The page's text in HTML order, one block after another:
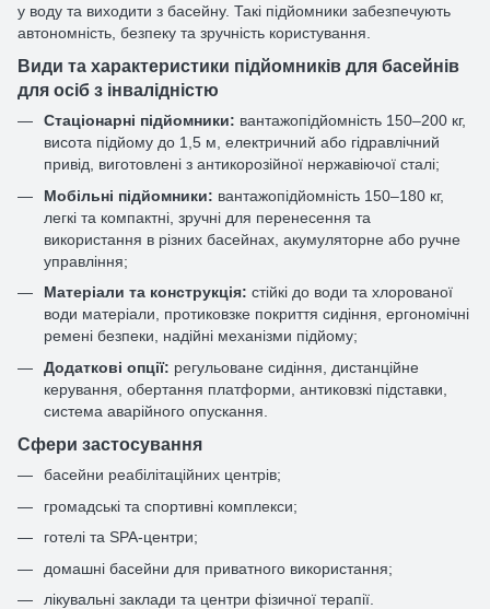
у воду та виходити з басейну. Такі підйомники забезпечують
автономність, безпеку та зручність користування.
Види та характеристики підйомників для басейнів
для осіб з інвалідністю
Стаціонарні підйомники: вантажопідйомність 150–200 кг,
висота підйому до 1,5 м, електричний або гідравлічний
привід, виготовлені з антикорозійної нержавіючої сталі;
Мобільні підйомники: вантажопідйомність 150–180 кг,
легкі та компактні, зручні для перенесення та
використання в різних басейнах, акумуляторне або ручне
управління;
Матеріали та конструкція: стійкі до води та хлорованої
води матеріали, протиковзке покриття сидіння, ергономічні
ремені безпеки, надійні механізми підйому;
Додаткові опції: регульоване сидіння, дистанційне
керування, обертання платформи, антиковзкі підставки,
система аварійного опускання.
Сфери застосування
басейни реабілітаційних центрів;
громадські та спортивні комплекси;
готелі та SPA-центри;
домашні басейни для приватного використання;
лікувальні заклади та центри фізичної терапії.